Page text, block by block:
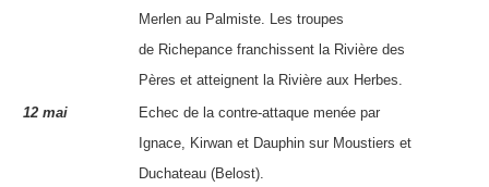
Merlen au Palmiste. Les troupes
de Richepance franchissent la Rivière des
Pères et atteignent la Rivière aux Herbes.
12 mai
Echec de la contre-attaque menée par
Ignace
Kirwan et Dauphin sur Moustiers et
Duchateau (Belost).